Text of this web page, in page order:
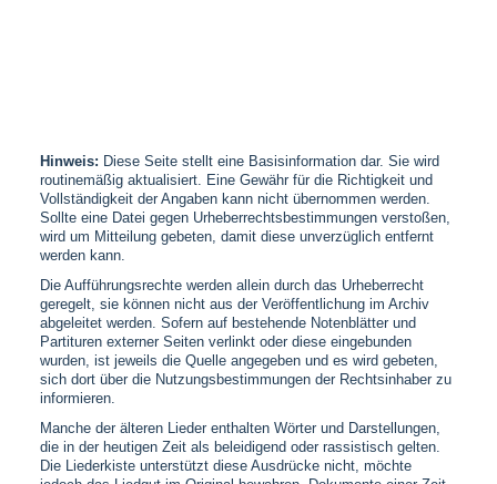
Hinweis: Diese Seite stellt eine Basisinformation dar. Sie wird
routinemäßig aktualisiert. Eine Gewähr für die Richtigkeit und
Vollständigkeit der Angaben kann nicht übernommen werden.
Sollte eine Datei gegen Urheberrechtsbestimmungen verstoßen,
wird um Mitteilung gebeten, damit diese unverzüglich entfernt
werden kann.
Die Aufführungsrechte werden allein durch das Urheberrecht
geregelt, sie können nicht aus der Veröffentlichung im Archiv
abgeleitet werden. Sofern auf bestehende Notenblätter und
Partituren externer Seiten verlinkt oder diese eingebunden
wurden, ist jeweils die Quelle angegeben und es wird gebeten,
sich dort über die Nutzungsbestimmungen der Rechtsinhaber zu
informieren.
Manche der älteren Lieder enthalten Wörter und Darstellungen,
die in der heutigen Zeit als beleidigend oder rassistisch gelten.
Die Liederkiste unterstützt diese Ausdrücke nicht, möchte